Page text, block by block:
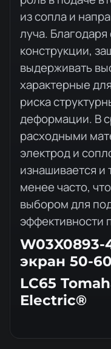
из сопла и
луча.
конструкции,
выдерживать
характерные
риска
деформации. В
расходными
электрод и
изнашивается и
менее часто,
выбором для
эффективности
экран 50-
LC65
Electric®